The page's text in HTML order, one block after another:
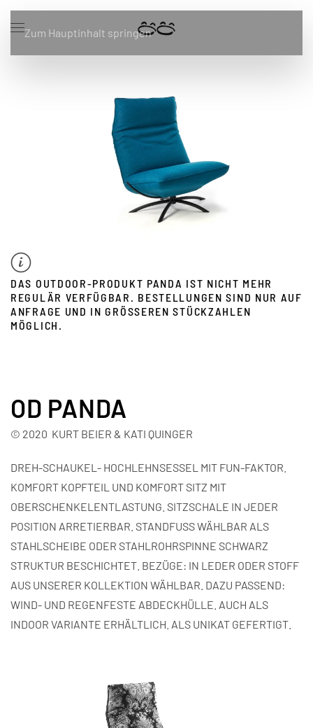
Zum Hauptinhalt springen
DAS OUTDOOR-PRODUKT PANDA IST NICHT MEHR
REGULÄR VERFÜGBAR. BESTELLUNGEN SIND NUR AUF
ANFRAGE UND IN GRÖSSEREN STÜCKZAHLEN M
ÖGLICH.
OD PANDA
© 2020 KURT BEIER & KATI QUINGER
DREH-SCHAUKEL- HOCHLEHNSESSEL MIT FUN-FAKTOR.
KOMFORT KOPFTEIL UND KOMFORT SITZ MIT
OBERSCHENKELENTLASTUNG. SITZSCHALE IN JEDER
POSITION ARRETIERBAR. STANDFUSS WÄHLBAR ALS
STAHLSCHEIBE ODER STAHLROHRSPINNE SCHWARZ
STRUKTUR BESCHICHTET. BEZÜGE: IN LEDER ODER STOFF
AUS UNSERER KOLLEKTION WÄHLBAR. DAZU PASSEND:
WIND- UND REGENFESTE ABDECKHÜLLE. AUCH ALS
INDOOR VARIANTE ERHÄLTLICH. ALS UNIKAT GEFERTIGT.